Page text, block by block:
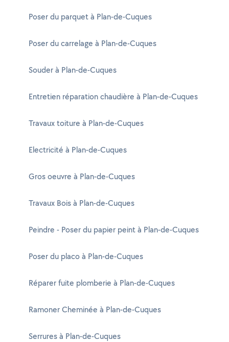
Poser du parquet à Plan-de-Cuques
Poser du carrelage à Plan-de-Cuques
Souder à Plan-de-Cuques
Entretien réparation chaudière à Plan-de-Cuques
Travaux toiture à Plan-de-Cuques
Electricité à Plan-de-Cuques
Gros oeuvre à Plan-de-Cuques
Travaux Bois à Plan-de-Cuques
Peindre - Poser du papier peint à Plan-de-Cuques
Poser du placo à Plan-de-Cuques
Réparer fuite plomberie à Plan-de-Cuques
Ramoner Cheminée à Plan-de-Cuques
Serrures à Plan-de-Cuques